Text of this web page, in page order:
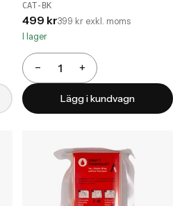
CAT-BK
499 kr399 kr exkl. moms
I lager
−
Antal +
Lägg i kundvagn